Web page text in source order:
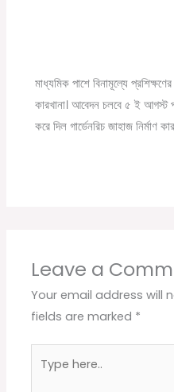
মাধ্যমিক পাশে বিনামূল্যে
কারখানা। আবেদন চলবে ৫ ই আগস্ট
করে দিল গার্ডেনরিচ জাহাজ নির্মাণ
Leave a
Your email address will
fields are marked *
here..